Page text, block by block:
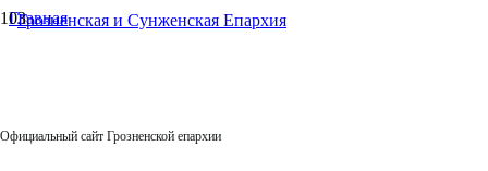
Официальный сайт Грозненской епархии
Главная